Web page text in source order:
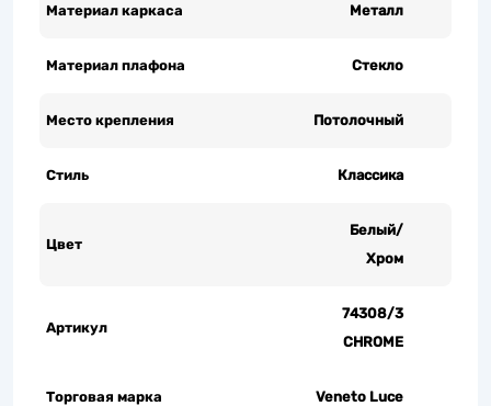
Материал каркаса Металл
Материал плафона Стекло
Место крепления Потолочный
Стиль Классика
Цвет
Белый/
Хром
Артикул
74308/3
CHROME
Торговая марка Veneto Luce